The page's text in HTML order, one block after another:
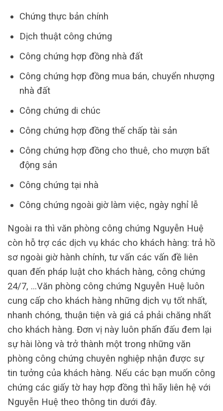
Chứng thực bản chính
Dịch thuật công chứng
Công chứng hợp đồng nhà đất
Công chứng hợp đồng mua bán, chuyển nhượng
nhà đất
Công chứng di chúc
Công chứng hợp đồng thế chấp tài sản
Công chứng hợp đồng cho thuê, cho mượn bất
động sản
Công chứng tại nhà
Công chứng ngoài giờ làm việc, ngày nghỉ lễ
Ngoài ra thì văn phòng công chứng Nguyễn Huệ
còn hỗ trợ các dịch vụ khác cho khách hàng: trả hồ
sơ ngoài giờ hành chính, tư vấn các vấn đề liên
quan đến pháp luật cho khách hàng, công chứng
24/7, …Văn phòng công chứng Nguyễn Huệ luôn
cung cấp cho khách hàng những dịch vụ tốt nhất,
nhanh chóng, thuận tiện và giá cả phải chăng nhất
cho khách hàng. Đơn vị này luôn phấn đấu đem lại
sự hài lòng và trở thành một trong những văn
phòng công chứng chuyên nghiệp nhận được sự
tin tưởng của khách hàng. Nếu các bạn muốn công
chứng các giấy tờ hay hợp đồng thì hãy liên hệ với
Nguyễn Huệ theo thông tin dưới đây.